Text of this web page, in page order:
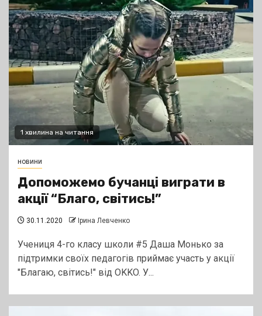
1 хвилина на читання
новини
Допоможемо бучанці виграти в
акції “Благо, світись!”
30.11.2020 Ірина Левченко
Учениця 4-го класу школи #5 Даша Монько за
підтримки своїх педагогів приймає участь у акції
"Благаю, світись!" від OKKO. У...